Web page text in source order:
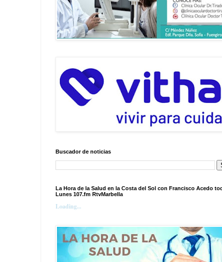
Buscador de noticias
La Hora de la Salud en la Costa del Sol con Francisco Acedo
Lunes 107.fm RtvMarbella
Loading...